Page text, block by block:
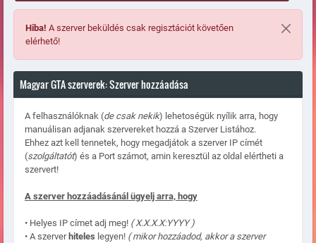
Hiba! A szerver beküldés csak regisztációt követően
elérhető!
Magyar GTA szerverek: Szerver hozzáadása
A felhasználóknak (de csak nekik) lehetoségük nyílik arra, hogy
manuálisan adjanak szervereket hozzá a Szerver Listához.
Ehhez azt kell tennetek, hogy megadjátok a szerver IP címét
(szolgáltatót) és a Port számot, amin keresztül az oldal elértheti a
szervert!
A szerver hozzáadásánál ügyelj arra, hogy
• Helyes IP címet adj meg! ( X.X.X.X:YYYY )
• A szerverhiteles legyen! ( mikor hozzáadod, akkor a szerver